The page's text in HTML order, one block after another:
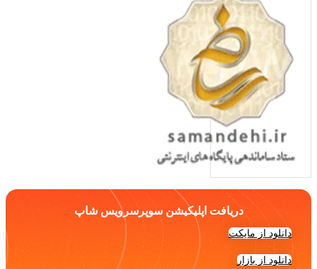
دریافت اپلیکیشن سوپرسرویس شاپ
دانلود از مایکت
دانلود از بازار